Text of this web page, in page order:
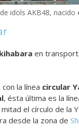
idols AKB48, nacido
en
la línea circular
, ésta última es la
el círculo de la
desde la zona de